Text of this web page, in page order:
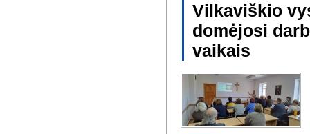
Vilkaviškio
domėjosi
vaikais